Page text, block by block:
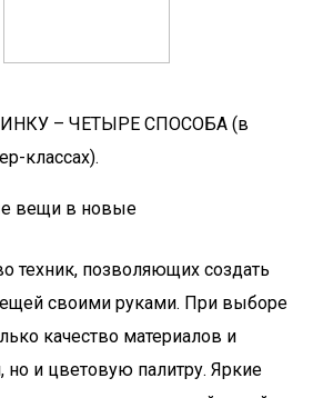
– ЧЕТЫРЕ СПОСОБА (в
классах).
вещи в новые
техник, позволяющих создать
своими руками. При выборе
качество материалов и
но и цветовую палитру. Яркие